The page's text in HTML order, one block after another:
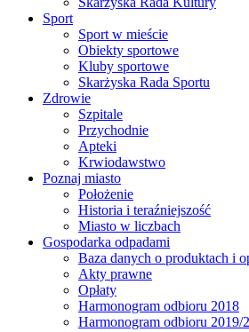
Sport
Sport w mieście
Obiekty sportowe
Kluby sportowe
Skarżyska Rada Sportu
Zdrowie
Szpitale
Przychodnie
Apteki
Krwiodawstwo
Poznaj miasto
Położenie
Historia i teraźniejszość
Miasto w liczbach
Gospodarka odpadami
Baza danych o produktach i
Akty prawne
Opłaty
Harmonogram odbioru 2018
Harmonogram odbioru 2019/